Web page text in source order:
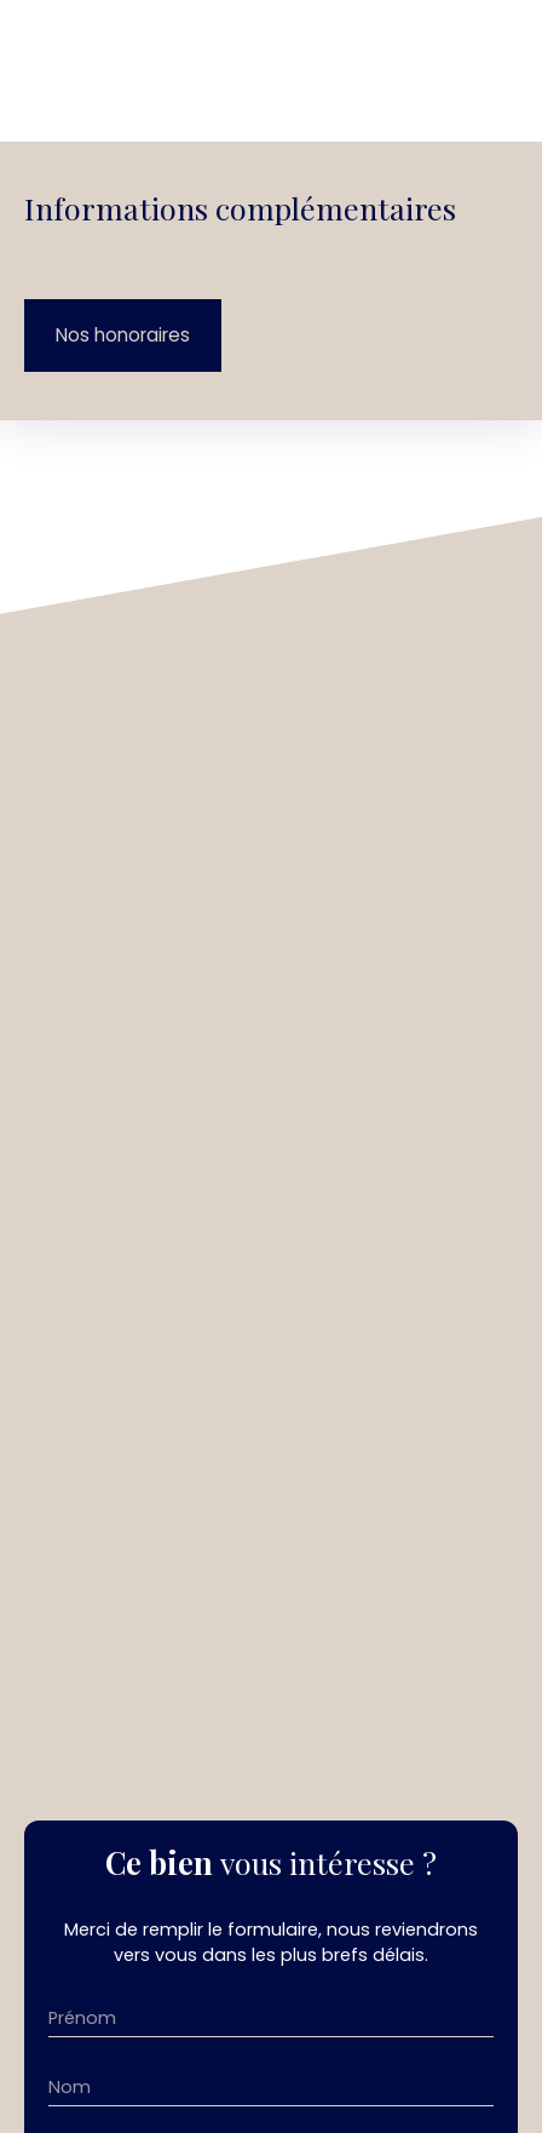
Informations complémentaires
Nos honoraires
Ce bien vous intéresse ?
Merci de remplir le formulaire, nous reviendrons
vers vous dans les plus brefs délais.
Prénom
Nom